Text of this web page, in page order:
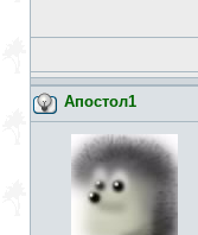
Апостол1